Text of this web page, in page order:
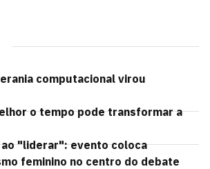
computacional virou
o tempo pode transformar a
"liderar": evento coloca
feminino no centro do debate